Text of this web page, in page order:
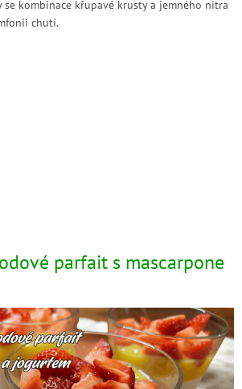
kombinace křupavé krusty a jemného nitra
chutí.
parfait s mascarpone